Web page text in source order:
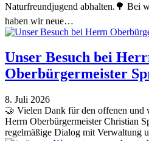
Naturfreundjugend abhalten.🌳 Bei
haben wir neue…
Unser Besuch bei
Oberbürgermeister
8. Juli 2026
🤝 Vielen Dank für den offenen und
Herrn Oberbürgermeister Christian
regelmäßige Dialog mit Verwaltung